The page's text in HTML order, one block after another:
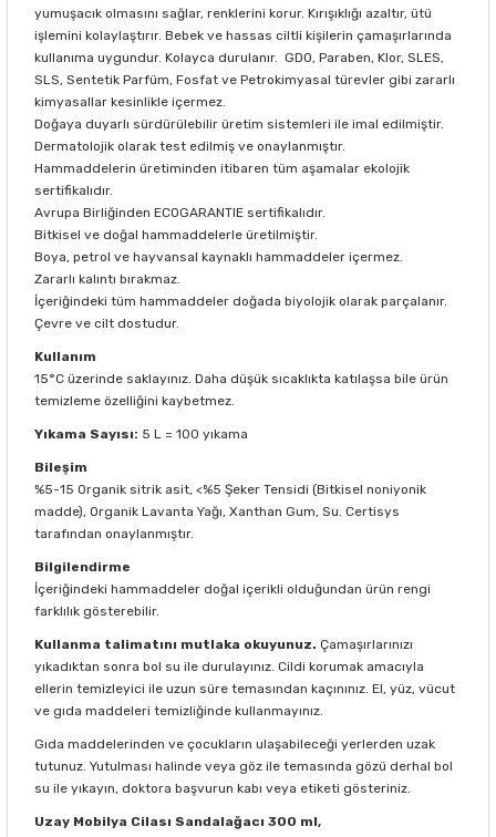
yumuşacık olmasını sağlar, renklerini korur. Kırışıklığı azaltır, ütü
işlemini kolaylaştırır. Bebek ve hassas ciltli kişilerin çamaşırlarında
kullanıma uygundur. Kolayca durulanır. GDO, Paraben, Klor, SLES,
SLS, Sentetik Parfüm, Fosfat ve Petrokimyasal türevler gibi zararlı
kimyasallar kesinlikle içermez.
Doğaya duyarlı sürdürülebilir üretim sistemleri ile imal edilmiştir.
Dermatolojik olarak test edilmiş ve onaylanmıştır.
Hammaddelerin üretiminden itibaren tüm aşamalar ekolojik
sertifikalıdır.
Avrupa Birliğinden ECOGARANTIE sertifikalıdır.
Bitkisel ve doğal hammaddelerle üretilmiştir.
Boya, petrol ve hayvansal kaynaklı hammaddeler içermez.
Zararlı kalıntı bırakmaz.
İçeriğindeki tüm hammaddeler doğada biyolojik olarak parçalanır.
Çevre ve cilt dostudur.
Kullanım
15°C üzerinde saklayınız. Daha düşük sıcaklıkta katılaşsa bile ürün
temizleme özelliğini kaybetmez.
Yıkama Sayısı: 5 L = 100 yıkama
Bileşim
%5-15 Organik sitrik asit, <%5 Şeker Tensidi (Bitkisel noniyonik
madde), Organik Lavanta Yağı, Xanthan Gum, Su. Certisys
tarafından onaylanmıştır.
Bilgilendirme
İçeriğindeki hammaddeler doğal içerikli olduğundan ürün rengi
farklılık gösterebilir.
Kullanma talimatını mutlaka okuyunuz. Çamaşırlarınızı
yıkadıktan sonra bol su ile durulayınız. Cildi korumak amacıyla
ellerin temizleyici ile uzun süre temasından kaçınınız. El, yüz, vücut
ve gıda maddeleri temizliğinde kullanmayınız.
Gıda maddelerinden ve çocukların ulaşabileceği yerlerden uzak
tutunuz. Yutulması halinde veya göz ile temasında gözü derhal bol
su ile yıkayın, doktora başvurun kabı veya etiketi gösteriniz.
Uzay Mobilya Cilası Sandalağacı 300 ml,